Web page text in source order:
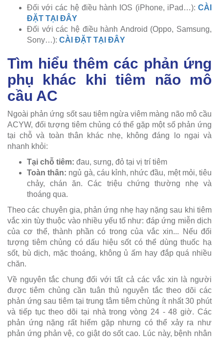
Đối với các hệ điều hành IOS (iPhone, iPad…): CÀI
ĐẶT TẠI ĐÂY
Đối với các hệ điều hành Android (Oppo, Samsung,
Sony…): CÀI ĐẶT TẠI ĐÂY
Tìm hiểu thêm các phản ứng
phụ khác khi tiêm não mô
cầu AC
Ngoài phản ứng sốt sau tiêm ngừa viêm màng não mô cầu
ACYW, đối tượng tiêm chủng có thể gặp một số phản ứng
tại chỗ và toàn thân khác nhẹ, không đáng lo ngại và
nhanh khỏi:
Tại chỗ tiêm: đau, sưng, đỏ tại vị trí tiêm
Toàn thân: ngủ gà, cáu kỉnh, nhức đầu, mệt mỏi, tiêu
chảy, chán ăn. Các triệu chứng thường nhẹ và
thoáng qua.
Theo các chuyên gia, phản ứng nhẹ hay nặng sau khi tiêm
vắc xin tùy thuộc vào nhiều yếu tố như: đáp ứng miễn dịch
của cơ thể, thành phần có trong của vắc xin... Nếu đối
tượng tiêm chủng có dấu hiệu sốt có thể dùng thuốc hạ
sốt, bù dịch, mặc thoáng, không ủ ấm hay đắp quá nhiều
chăn.
Về nguyên tắc chung đối với tất cả các vắc xin là người
được tiêm chủng cần tuân thủ nguyên tắc theo dõi các
phản ứng sau tiêm tại trung tâm tiêm chủng ít nhất 30 phút
và tiếp tục theo dõi tại nhà trong vòng 24 - 48 giờ. Các
phản ứng nặng rất hiếm gặp nhưng có thể xảy ra như
phản ứng phản vệ, co giật do sốt cao. Lúc này, bệnh nhân